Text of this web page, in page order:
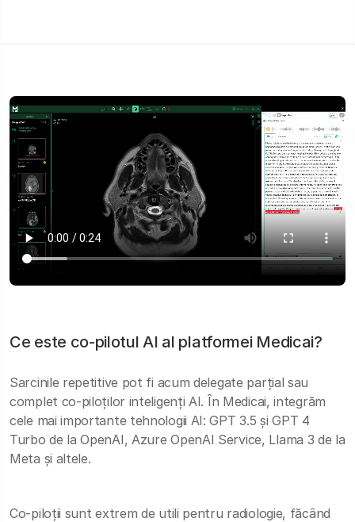
Ce este co-pilotul AI al platformei Medicai?
Sarcinile repetitive pot fi acum delegate parțial sau
complet co-piloților inteligenți AI. În Medicai, integrăm
cele mai importante tehnologii AI: GPT 3.5 și GPT 4
Turbo de la OpenAI, Azure OpenAI Service, Llama 3 de la
Meta și altele.
Co-piloții sunt extrem de utili pentru radiologie, făcând